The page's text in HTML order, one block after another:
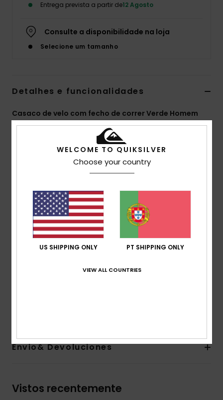
Entrega prevista a partir de12 Agosto
Consulte a disponibilidade na loja
Selecione um tamanho
Detalhes e funcionalidades
Casaco de velo com fecho de correr Verde Homem
Código de Cor
Características
aventuras do dia a dia / clima frio
Retenção de calor WarmFlight®
Tecido:fleece escovado de uma face, 70%
poliéster reciclado, 30% poliéster, [230 g/m2]
Corte:confortável
Bolsos:bolsos para as mãos, bolso com zíper no
Outros detalhes:bainha ajustável com cordão,
Envio& Devoluciones
Vistos recentemente
WELCOME TO QUIKSILVER
Choose your country
US SHIPPING ONLY PT SHIPPING ONLY
VIEW ALL COUNTRIES